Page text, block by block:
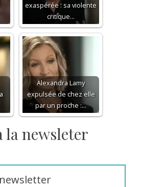
exaspérée : sa violente
critique…
Alexandra Lamy
expulsée de chez elle
par un proche :…
la newsleter